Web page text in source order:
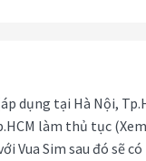
dụng tại Hà Nội,
làm thủ tục
Vua Sim sau đó sẽ